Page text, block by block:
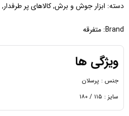
دسته: ابزار جوش و برش,کالاهای پر طرفدار,
Brand: متفرقه
ویژگی ها
جنس : پرسلان
سایز : ۱۱۵
/۱۸۰